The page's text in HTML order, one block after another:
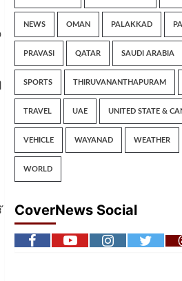
NEWS OMAN PALAKKAD
PRAVASI QATAR SAUDI ARABIA
SPORTS THIRUVANANTHAPURAM
TRAVEL UAE UNITED STATE &
VEHICLE WAYANAD WEATHER
WORLD
CoverNews Social